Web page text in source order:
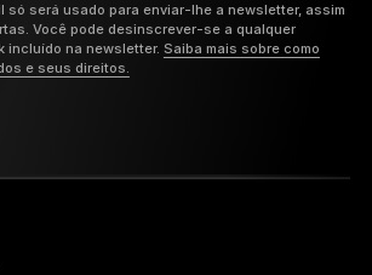
só será usado para enviar-lhe a newsletter, assim
Você pode desinscrever-se a qualquer
incluído na newsletter. Saiba mais sobre como
e seus direitos.